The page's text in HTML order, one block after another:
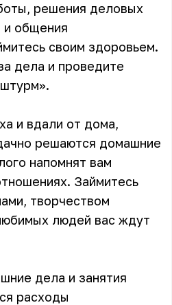
решения деловых
и общения
своим здоровьем.
дела и проведите
и вдали от дома,
решаются домашние
напомнят вам
Займитесь
творчеством
людей вас ждут
дела и занятия
расходы